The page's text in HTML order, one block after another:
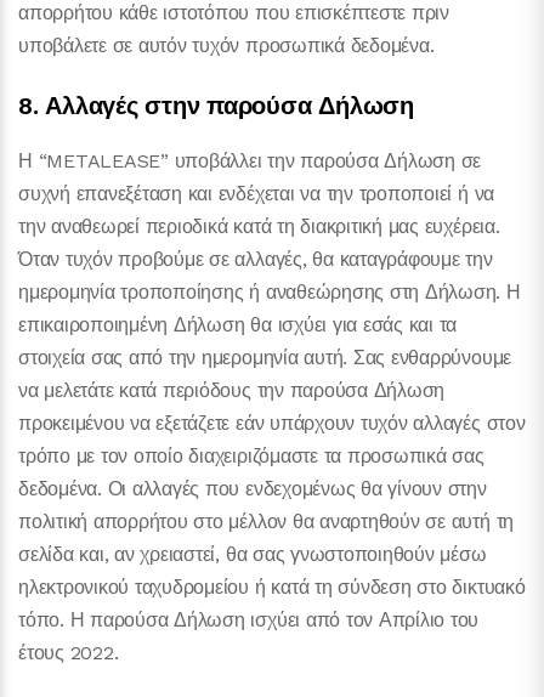
απορρήτου κάθε ιστοτόπου που επισκέπτεστε πριν
υποβάλετε σε αυτόν τυχόν προσωπικά δεδομένα.
8. Αλλαγές στην παρούσα Δήλωση
Η “METALEASE” υποβάλλει την παρούσα Δήλωση σε
συχνή επανεξέταση και ενδέχεται να την τροποποιεί ή να
την αναθεωρεί περιοδικά κατά τη διακριτική μας ευχέρεια.
Όταν τυχόν προβούμε σε αλλαγές, θα καταγράφουμε την
ημερομηνία τροποποίησης ή αναθεώρησης στη Δήλωση. Η
επικαιροποιημένη Δήλωση θα ισχύει για εσάς και τα
στοιχεία σας από την ημερομηνία αυτή. Σας ενθαρρύνουμε
να μελετάτε κατά περιόδους την παρούσα Δήλωση
προκειμένου να εξετάζετε εάν υπάρχουν τυχόν αλλαγές στον
τρόπο με τον οποίο διαχειριζόμαστε τα προσωπικά σας
δεδομένα. Οι αλλαγές που ενδεχομένως θα γίνουν στην
πολιτική απορρήτου στο μέλλον θα αναρτηθούν σε αυτή τη
σελίδα και, αν χρειαστεί, θα σας γνωστοποιηθούν μέσω
ηλεκτρονικού ταχυδρομείου ή κατά τη σύνδεση στο δικτυακό
τόπο. Η παρούσα Δήλωση ισχύει από τον Απρίλιο του
έτους 2022.